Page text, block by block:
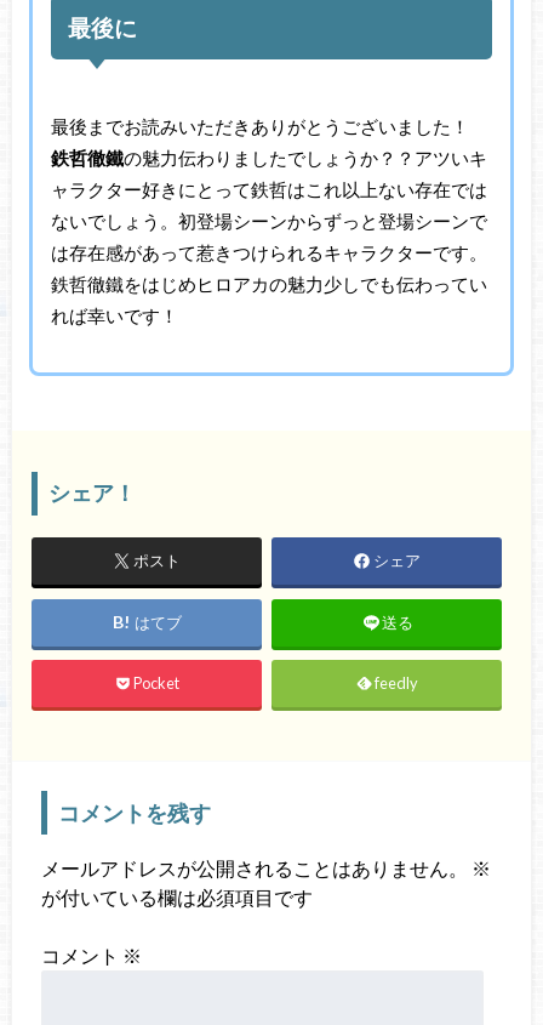
最後に
最後までお読みいただきありがとうございました！
鉄哲徹鐵の魅力伝わりましたでしょうか？？アツいキ
ャラクター好きにとって鉄哲はこれ以上ない存在では
ないでしょう。初登場シーンからずっと登場シーンで
は存在感があって惹きつけられるキャラクターです。
鉄哲徹鐵をはじめヒロアカの魅力少しでも伝わってい
れば幸いです！
シェア！
ポスト シェア
はてブ 送る
Pocket feedly
コメントを残す
メールアドレスが公開されることはありません。
※
が付いている欄は必須項目です
コメント ※